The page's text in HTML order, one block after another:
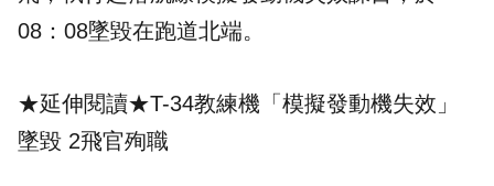
08：08墜毀在跑道北端。
★延伸閱讀★T-34教練機「模擬發動機失效」
墜毀 2飛官殉職